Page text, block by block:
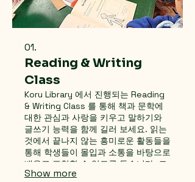
01.
Reading & Writing
Class
Koru Library 에서 진행되는 Reading
& Writing Class 를 통해 책과 문학에
대한 관심과 사랑을 키우고 말하기와
글쓰기 능력을 함께 길러 보세요. 읽는
것에서 끝나지 않는 흥미로운 활동들을
통해 학생들이 몰입과 소통을 바탕으로
배우고 표현할 수 있도록 돕습니다. 코
루와 함께 신나는 읽기와 표현의 여정
Show more